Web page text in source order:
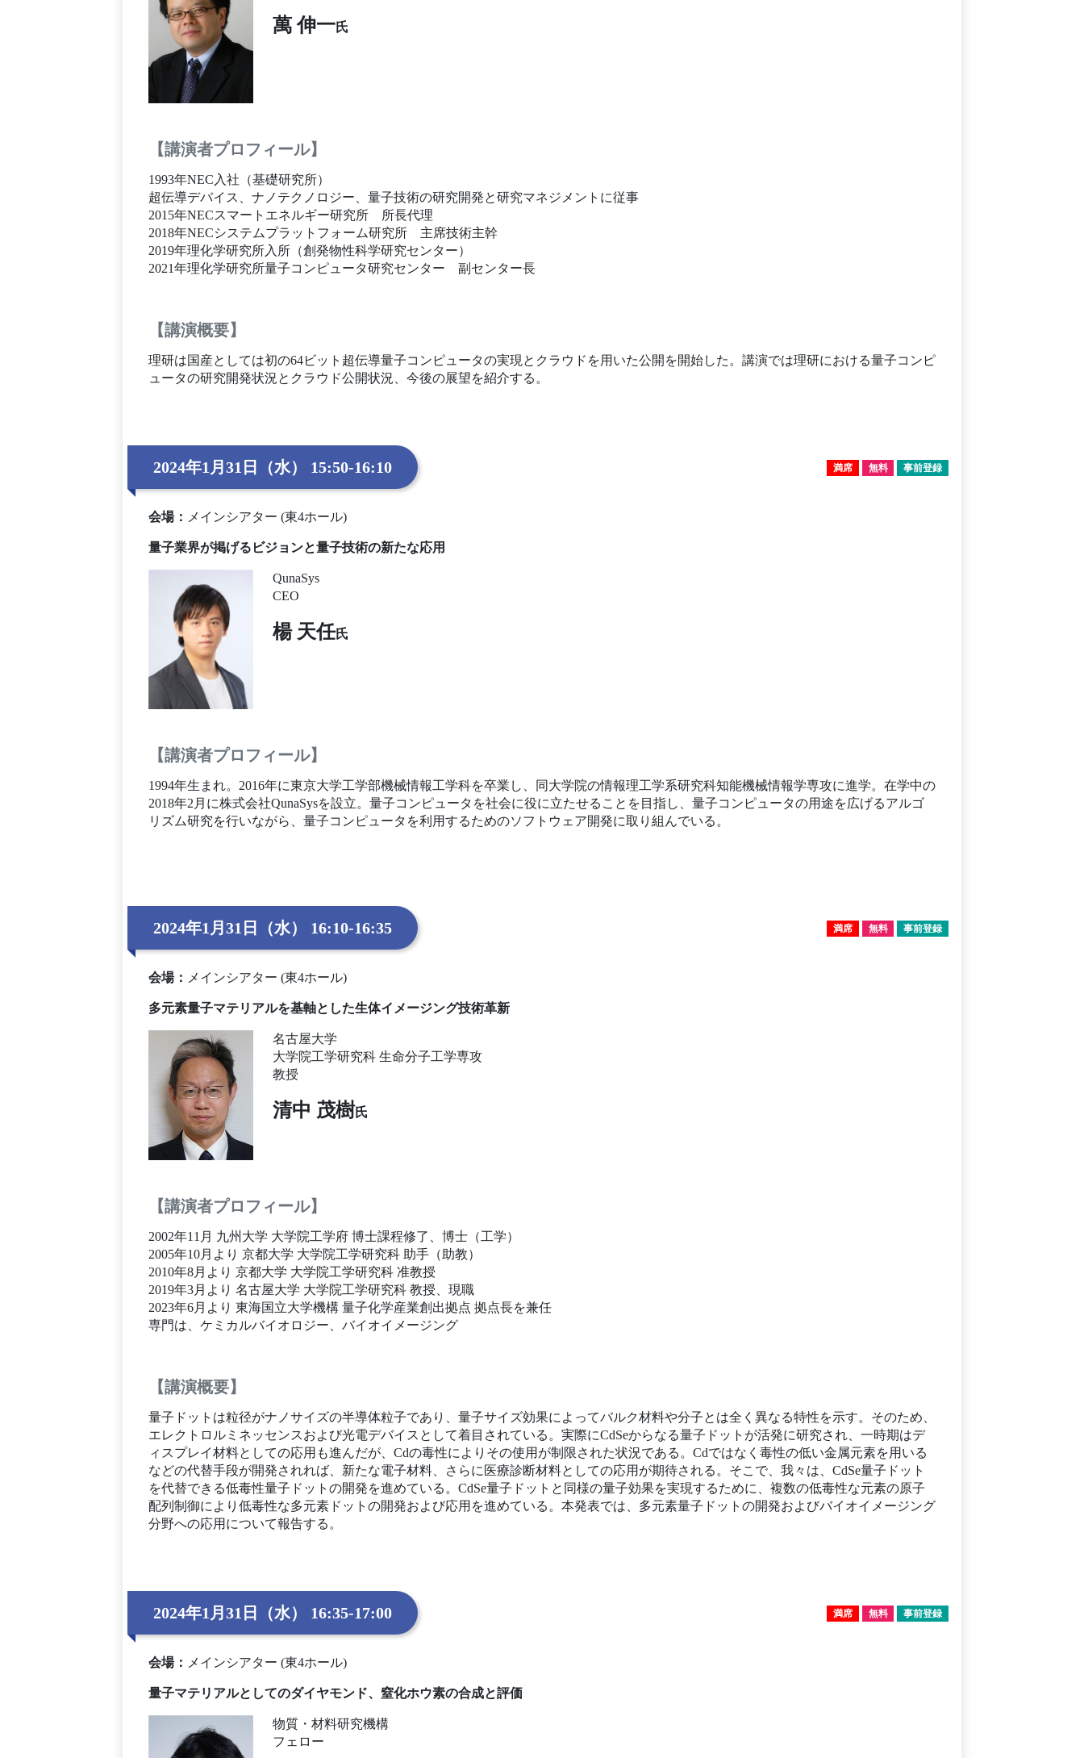
萬 伸一氏
【講演者プロフィール】
1993年NEC入社（基礎研究所）
超伝導デバイス、ナノテクノロジー、量子技術の研究開発と研究マネジメントに従事
2015年NECスマートエネルギー研究所 所長代理
2018年NECシステムプラットフォーム研究所 主席技術主幹
2019年理化学研究所入所（創発物性科学研究センター）
2021年理化学研究所量子コンピュータ研究センター 副センター長
【講演概要】
理研は国産としては初の64ビット超伝導量子コンピュータの実現とクラウドを用いた公開を開始した。講演では理研における量子コンピ
ュータの研究開発状況とクラウド公開状況、今後の展望を紹介する。
2024年1月31日（水） 15:50-16:10 満席 無料 事前登録
会場： メインシアター (東4ホール)
量子業界が掲げるビジョンと量子技術の新たな応用
QunaSys
CEO
楊 天任氏
【講演者プロフィール】
1994年生まれ。2016年に東京大学工学部機械情報工学科を卒業し、同大学院の情報理工学系研究科知能機械情報学専攻に進学。在学中の
2018年2月に株式会社QunaSysを設立。量子コンピュータを社会に役に立たせることを目指し、量子コンピュータの用途を広げるアルゴ
リズム研究を行いながら、量子コンピュータを利用するためのソフトウェア開発に取り組んでいる。
2024年1月31日（水） 16:10-16:35 満席 無料 事前登録
会場： メインシアター (東4ホール)
多元素量子マテリアルを基軸とした生体イメージング技術革新
名古屋大学
大学院工学研究科 生命分子工学専攻
教授
清中 茂樹氏
【講演者プロフィール】
2002年11月 九州大学 大学院工学府 博士課程修了、博士（工学）
2005年10月より 京都大学 大学院工学研究科 助手（助教）
2010年8月より 京都大学 大学院工学研究科 准教授
2019年3月より 名古屋大学 大学院工学研究科 教授、現職
2023年6月より 東海国立大学機構 量子化学産業創出拠点 拠点長を兼任
専門は、ケミカルバイオロジー、バイオイメージング
【講演概要】
量子ドットは粒径がナノサイズの半導体粒子であり、量子サイズ効果によってバルク材料や分子とは全く異なる特性を示す。そのため、
エレクトロルミネッセンスおよび光電デバイスとして着目されている。実際にCdSeからなる量子ドットが活発に研究され、一時期はデ
ィスプレイ材料としての応用も進んだが、Cdの毒性によりその使用が制限された状況である。Cdではなく毒性の低い金属元素を用いる
などの代替手段が開発されれば、新たな電子材料、さらに医療診断材料としての応用が期待される。そこで、我々は、CdSe量子ドット
を代替できる低毒性量子ドットの開発を進めている。CdSe量子ドットと同様の量子効果を実現するために、複数の低毒性な元素の原子
配列制御により低毒性な多元素ドットの開発および応用を進めている。本発表では、多元素量子ドットの開発およびバイオイメージング
分野への応用について報告する。
2024年1月31日（水） 16:35-17:00 満席 無料 事前登録
会場： メインシアター (東4ホール)
量子マテリアルとしてのダイヤモンド、窒化ホウ素の合成と評価
物質・材料研究機構
フェロー